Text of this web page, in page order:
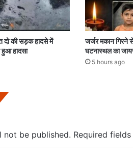
की सड़क हादसे में
हुआ हादसा
जर्जर मकान गिरने
घटनास्थल का
5 hours ago
not be published. Required